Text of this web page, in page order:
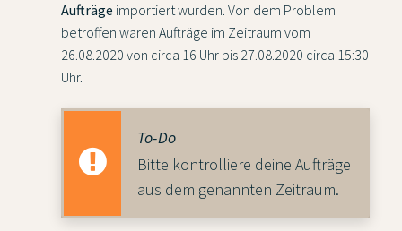
Aufträge importiert wurden. Von dem Problem
betroffen waren Aufträge im Zeitraum vom
26.08.2020 von circa 16 Uhr bis 27.08.2020 circa 15:30
Uhr.
To-Do
Bitte kontrolliere deine Aufträge
aus dem genannten Zeitraum.